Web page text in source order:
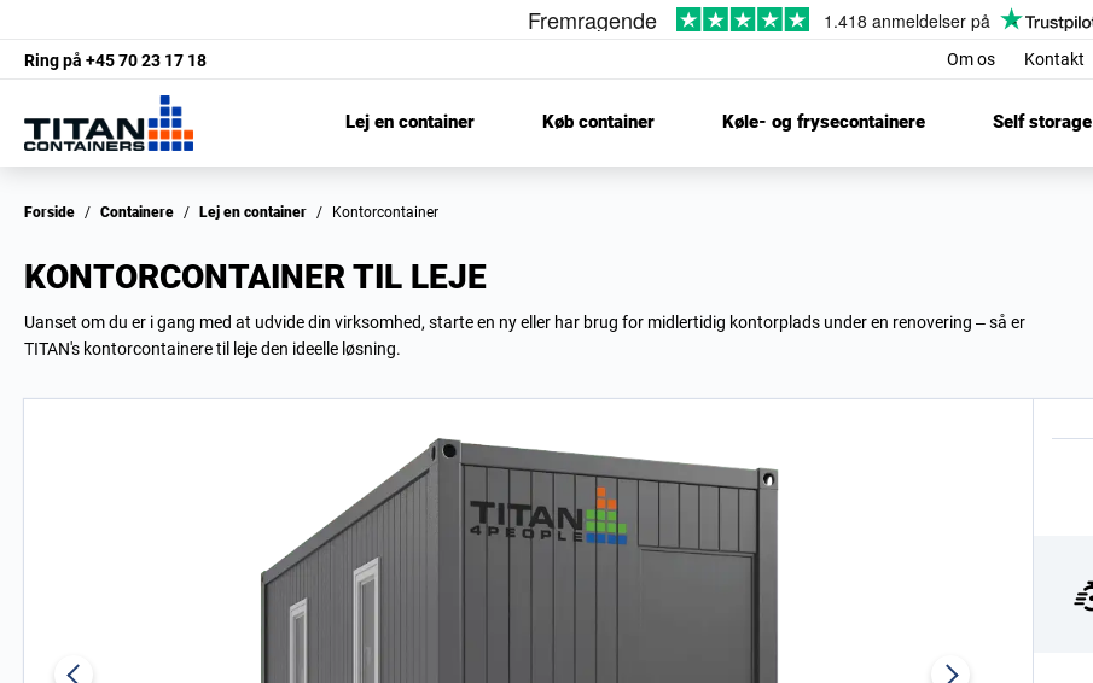
Ring på +45 70 23 17 18 Om os Kontakt
Lej en container Køb container Køle- og frysecontainere Self storage
Forside / Containere / Lej en container / Kontorcontainer
KONTORCONTAINER TIL LEJE
Uanset om du er i gang med at udvide din virksomhed, starte en ny eller har brug for midlertidig kontorplads under en renovering – så er
TITAN's kontorcontainere til leje den ideelle løsning.